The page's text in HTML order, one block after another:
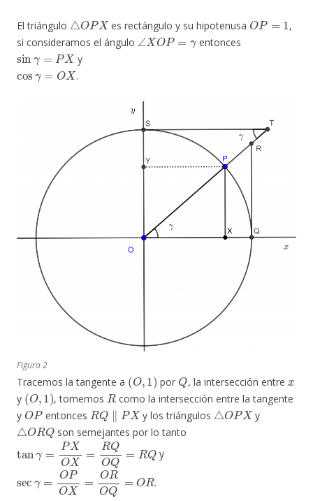
El triángulo
△ O PX
es rectángulo y su hipotenusa
O P=
,
si consideramos el ángulo
∠XOP=γ
entonces
sinγ=PX
y
cos γ OX
.
Figura 2
Tracemos la tangente a
(O
por
Q
, la intersección entre
y
(O,1)
, tomemos
R
como la intersección entre la tangente
y
OP
entonces
RQ∥PX
y los triángulos
△OPX
y
△ORQ
son semejantes por lo tanto
XOX= OQ= Q
y
POX ROQ R
.